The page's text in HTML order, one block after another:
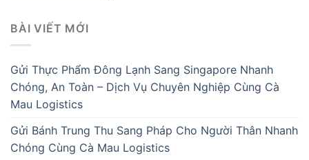
BÀI VIẾT MỚI
Gửi Thực Phẩm Đông Lạnh Sang Singapore Nhanh
Chóng, An Toàn – Dịch Vụ Chuyên Nghiệp Cùng Cà
Mau Logistics
Gửi Bánh Trung Thu Sang Pháp Cho Người Thân Nhanh
Chóng Cùng Cà Mau Logistics